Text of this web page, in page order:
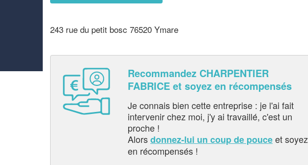
243 rue du petit bosc 76520 Ymare
Recommandez CHARPENTIER
FABRICE et soyez en récompensés
Je connais bien cette entreprise : je l'ai fait
intervenir chez moi, j'y ai travaillé, c'est un
proche !
Alorsdonnez-lui un coup de pouceet soyez
en récompensés !